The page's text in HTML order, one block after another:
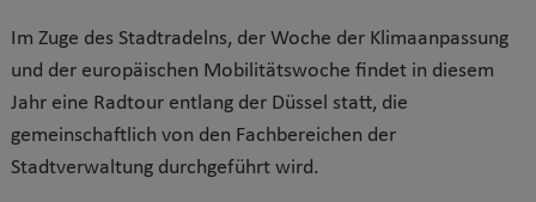
Im Zuge des Stadtradelns, der Woche der Klimaanpassung
und der europäischen Mobilitätswoche findet in diesem
Jahr eine Radtour entlang der Düssel statt, die
gemeinschaftlich von den Fachbereichen der
Stadtverwaltung durchgeführt wird.